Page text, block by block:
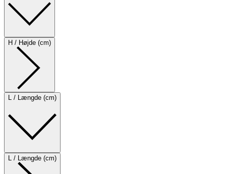
H / Højde (cm)
L / Længde (cm)
L / Længde (cm)